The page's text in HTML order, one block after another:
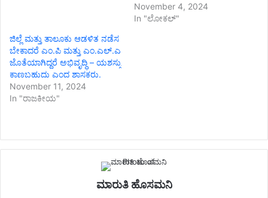
November 4, 2024
In "ಲೋಕಲ್"
ಜಿಲ್ಲೆ ಮತ್ತು ತಾಲೂಕು ಆಡಳಿತ ನಡೆಸ
ಬೇಕಾದರೆ ಎಂ.ಪಿ ಮತ್ತು ಎಂ.ಎಲ್.ಎ
ಜೊತೆಯಾಗಿದ್ದರೆ ಅಭಿವೃದ್ಧಿ – ಯಶಸ್ಸು
ಕಾಣಬಹುದು ಎಂದ ಶಾಸಕರು.
November 11, 2024
In "ರಾಜಕೀಯ"
ಮಾರುತಿ ಹೊಸಮನಿ